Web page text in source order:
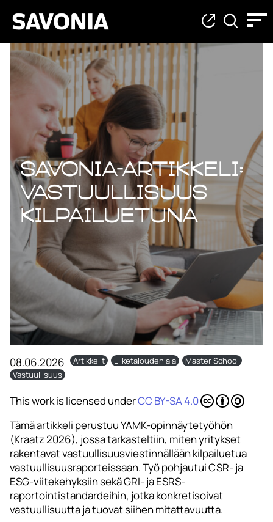
Savonia-artikkeli:
Vastuullisuus
kilpailuetuna
08.06.2026 Artikkelit Liiketalouden ala
Master School
Vastuullisuus
This work is licensed underCC BY-SA 4.0
Tämä artikkeli perustuu YAMK-opinnäytetyöhön
(Kraatz 2026), jossa tarkasteltiin, miten yritykset
rakentavat vastuullisuusviestinnällään kilpailuetua
vastuullisuusraporteissaan. Työ pohjautui CSR- ja
ESG-viitekehyksiin sekä GRI- ja ESRS-
raportointistandardeihin, jotka konkretisoivat
vastuullisuutta ja tuovat siihen mitattavuutta.